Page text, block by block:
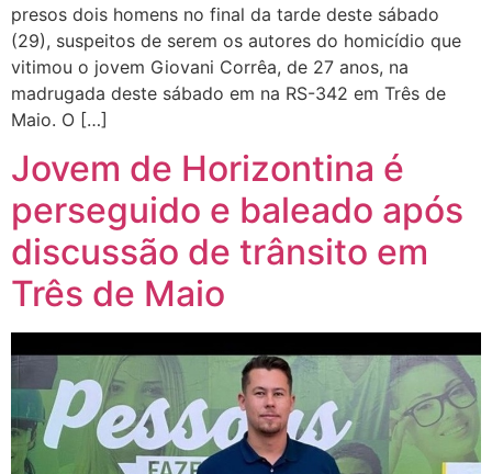
presos dois homens no final da tarde deste sábado
(29), suspeitos de serem os autores do homicídio que
vitimou o jovem Giovani Corrêa, de 27 anos, na
madrugada deste sábado em na RS-342 em Três de
Maio. O […]
Jovem de Horizontina é
perseguido e baleado após
discussão de trânsito em
Três de Maio